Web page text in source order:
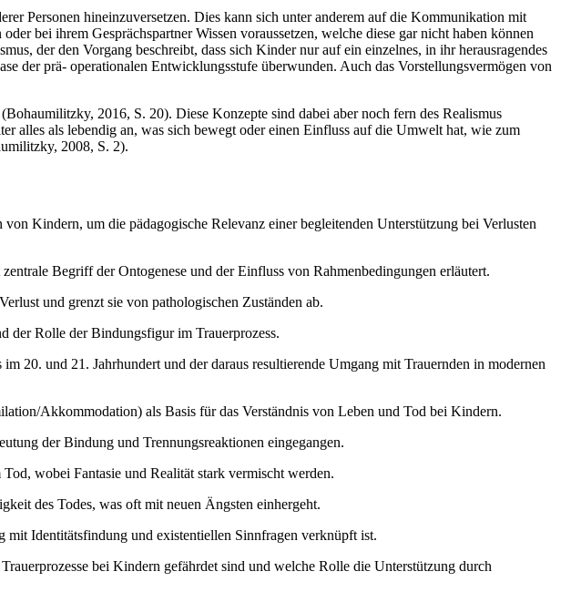
Personen hineinzuversetzen. Dies kann sich unter anderem auf die Kommunikation mit
bei ihrem Gesprächspartner Wissen voraussetzen, welche diese gar nicht haben können
der den Vorgang beschreibt, dass sich Kinder nur auf ein einzelnes, in ihr herausragendes
der prä- operationalen Entwicklungsstufe überwunden. Auch das Vorstellungsvermögen von
2016, S. 20). Diese Konzepte sind dabei aber noch fern des Realismus
alles als lebendig an, was sich bewegt oder einen Einfluss auf die Umwelt hat, wie zum
2008, S. 2).
Kindern, um die pädagogische Relevanz einer begleitenden Unterstützung bei Verlusten
Begriff der Ontogenese und der Einfluss von Rahmenbedingungen erläutert.
und grenzt sie von pathologischen Zuständen ab.
der Rolle der Bindungsfigur im Trauerprozess.
20. und 21. Jahrhundert und der daraus resultierende Umgang mit Trauernden in modernen
Akkommodation) als Basis für das Verständnis von Leben und Tod bei Kindern.
der Bindung und Trennungsreaktionen eingegangen.
wobei Fantasie und Realität stark vermischt werden.
des Todes, was oft mit neuen Ängsten einhergeht.
mit Identitätsfindung und existentiellen Sinnfragen verknüpft ist.
bei Kindern gefährdet sind und welche Rolle die Unterstützung durch